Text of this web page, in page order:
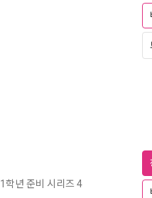
1학년 준비 시리즈 4